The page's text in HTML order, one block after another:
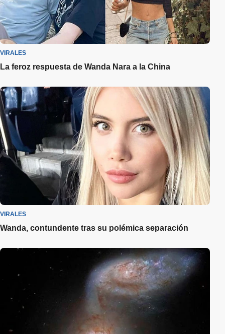
VIRALES
La feroz respuesta de Wanda Nara a la China
VIRALES
Wanda, contundente tras su polémica separación